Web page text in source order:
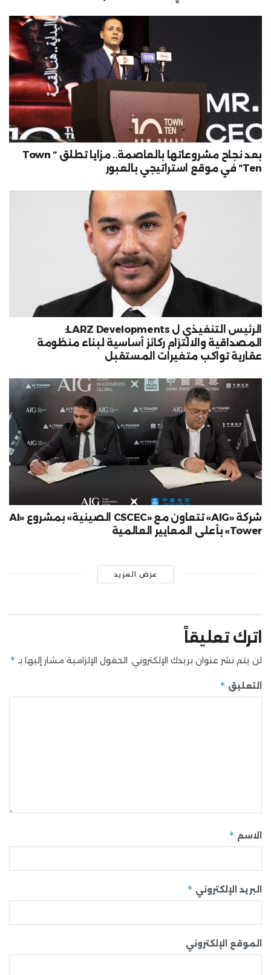
بعد نجاح مشروعاتها بالعاصمة.. مزايا تطلق ” Town
Ten” في موقع استراتيجي بالعبور
الرئيس التنفيذي ل LARZ Developments:
المصداقية والالتزام ركائز أساسية لبناء منظومة
عقارية تواكب متغيرات المستقبل
شركة «AIG» تتعاون مع «CSCEC الصينية» بمشروع «AI
Tower» بأعلى المعايير العالمية
عرض المزيد
اترك تعليقاً
لن يتم نشر عنوان بريدك الإلكتروني. الحقول الإلزامية مشار إليها بـ *
التعليق *
الاسم *
البريد الإلكتروني *
الموقع الإلكتروني